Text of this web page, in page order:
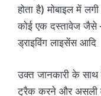
होता है) मोबाइल में
कोई एक दस्तावेज जैसे
ड्राइविंग लाइसेंस आदि
उक्त जानकारी के
ट्रैक करने और असली